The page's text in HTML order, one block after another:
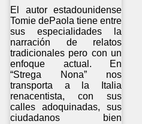
El autor estadounidense
Tomie dePaola tiene entre
sus especialidades la
narración de relatos
tradicionales pero con un
enfoque actual. En
“Strega Nona” nos
transporta a la Italia
renacentista, con sus
calles adoquinadas, sus
ciudadanos bien